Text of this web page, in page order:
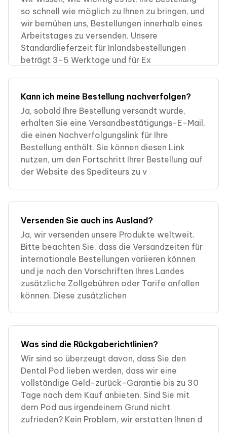
so schnell wie möglich zu Ihnen zu bringen, und
wir bemühen uns, Bestellungen innerhalb eines
Arbeitstages zu versenden. Unsere
Standardlieferzeit für Inlandsbestellungen
beträgt 3-5 Werktage und für Ex
Kann ich meine Bestellung nachverfolgen?
Ja, sobald Ihre Bestellung versandt wurde,
erhalten Sie eine Versandbestätigungs-E-Mail,
die einen Nachverfolgungslink für Ihre
Bestellung enthält. Sie können diesen Link
nutzen, um den Fortschritt Ihrer Bestellung auf
der Website des Spediteurs zu v
Versenden Sie auch ins Ausland?
Ja, wir versenden unsere Produkte weltweit.
Bitte beachten Sie, dass die Versandzeiten für
internationale Bestellungen variieren können
und je nach den Vorschriften Ihres Landes
zusätzliche Zollgebühren oder Tarife anfallen
können. Diese zusätzlichen
Was sind die Rückgaberichtlinien?
Wir sind so überzeugt davon, dass Sie den
Dental Pod lieben werden, dass wir eine
vollständige Geld-zurück-Garantie bis zu 30
Tage nach dem Kauf anbieten. Sind Sie mit
dem Pod aus irgendeinem Grund nicht
zufrieden? Kein Problem, wir erstatten Ihnen d